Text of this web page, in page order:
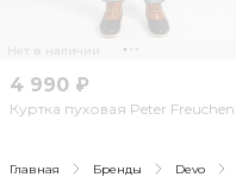
Нет в наличии
4 990 ₽
Куртка пуховая Peter Freuchen
Главная Бренды Devo